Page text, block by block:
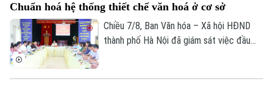
khai công tác lấy mẫu hài cốt liệt sĩ chưa
xác định được thông tin để phục vụ giám
định ADN.
Chuẩn hoá hệ thống thiết chế văn hoá ở cơ sở
Chiều 7/8, Ban Văn hóa – Xã hội HĐND
thành phố Hà Nội đã giám sát việc đầu